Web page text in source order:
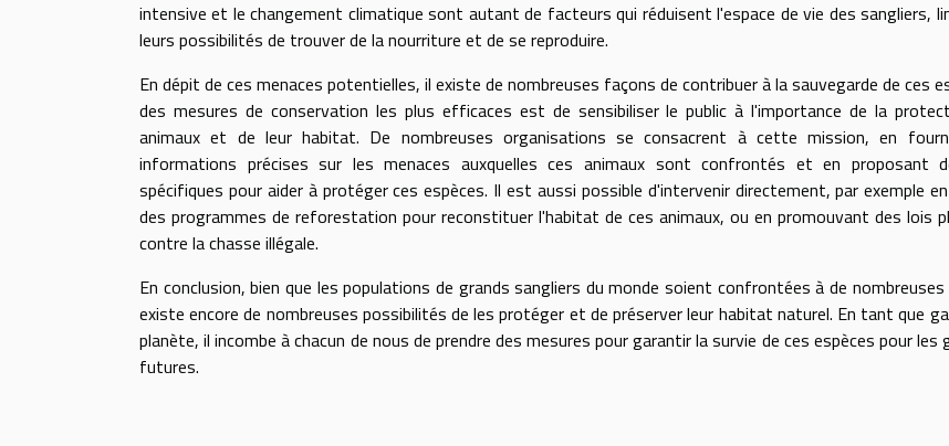
intensive et le changement climatique sont autant de facteurs qui réduisent l'espace de vie des sangliers,
leurs possibilités de trouver de la nourriture et de se reproduire.
En dépit de ces menaces potentielles, il existe de nombreuses façons de contribuer à la sauvegarde de ces
des mesures de conservation les plus efficaces est de sensibiliser le public à l'importance de la
animaux et de leur habitat. De nombreuses organisations se consacrent à cette mission, en
informations précises sur les menaces auxquelles ces animaux sont confrontés et en proposant
spécifiques pour aider à protéger ces espèces. Il est aussi possible d'intervenir directement, par exemple
des programmes de reforestation pour reconstituer l'habitat de ces animaux, ou en promouvant des lois
contre la chasse illégale.
En conclusion, bien que les populations de grands sangliers du monde soient confrontées à de nombreuses
existe encore de nombreuses possibilités de les protéger et de préserver leur habitat naturel. En tant que
planète, il incombe à chacun de nous de prendre des mesures pour garantir la survie de ces espèces pour les
futures.